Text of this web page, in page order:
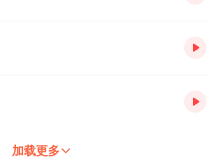
加载更多